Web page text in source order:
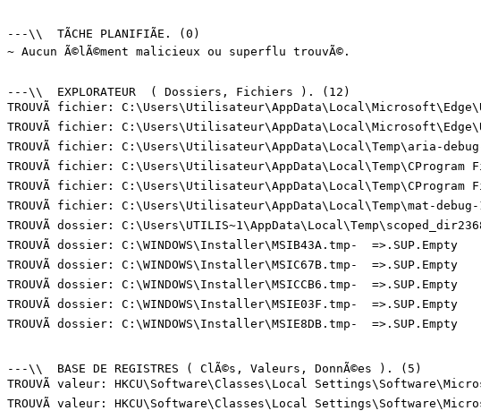
---\\  TÃCHE PLANIFIÃE. (0)
~ Aucun Ã©lÃ©ment malicieux ou superflu trouvÃ©.
---\\  EXPLORATEUR  ( Dossiers, Fichiers ). (12)
TROUVÃ fichier:
TROUVÃ fichier:
TROUVÃ fichier: C:\Users\Utilisateur\AppData\Local\Temp\aria-
TROUVÃ fichier: C:\Users\Utilisateur\AppData\Local\Temp\CProgram
TROUVÃ fichier:
TROUVÃ fichier: C:\Users\Utilisateur\AppData\Local\Temp\mat-
TROUVÃ dossier:
TROUVÃ dossier: C:\WINDOWS\Installer\MSIB43A.tmp-  =>.SUP.Empty
TROUVÃ dossier: C:\WINDOWS\Installer\MSIC67B.tmp-  =>.SUP.Empty
TROUVÃ dossier: C:\WINDOWS\Installer\MSICCB6.tmp-  =>.SUP.Empty
TROUVÃ dossier: C:\WINDOWS\Installer\MSIE03F.tmp-  =>.SUP.Empty
TROUVÃ dossier: C:\WINDOWS\Installer\MSIE8DB.tmp-  =>.SUP.Empty
---\\  BASE DE REGISTRES ( ClÃ©s, Valeurs, DonnÃ©es ). (5)
TROUVÃ valeur: HKCU\Software\Classes\Local
TROUVÃ valeur: HKCU\Software\Classes\Local